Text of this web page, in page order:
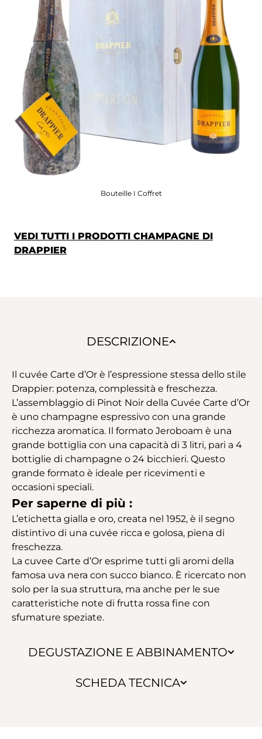
Bouteille I Coffret
VEDI TUTTI I PRODOTTI CHAMPAGNE DI
DRAPPIER
DESCRIZIONE
DEGUSTAZIONE E ABBINAMENTO
SCHEDA TECNICA
Il cuvée Carte d’Or è l’espressione stessa dello stile
Drappier: potenza, complessità e freschezza.
L’assemblaggio di Pinot Noir della Cuvée Carte d’Or
è uno champagne espressivo con una grande
ricchezza aromatica. Il formato Jeroboam è una
grande bottiglia con una capacità di 3 litri, pari a 4
bottiglie di champagne o 24 bicchieri. Questo
grande formato è ideale per ricevimenti e
occasioni speciali.
Per saperne di più :
L’etichetta gialla e oro, creata nel 1952, è il segno
distintivo di una cuvée ricca e golosa, piena di
freschezza.
La cuvee Carte d’Or esprime tutti gli aromi della
famosa uva nera con succo bianco. È ricercato non
solo per la sua struttura, ma anche per le sue
caratteristiche note di frutta rossa fine con
sfumature speziate.